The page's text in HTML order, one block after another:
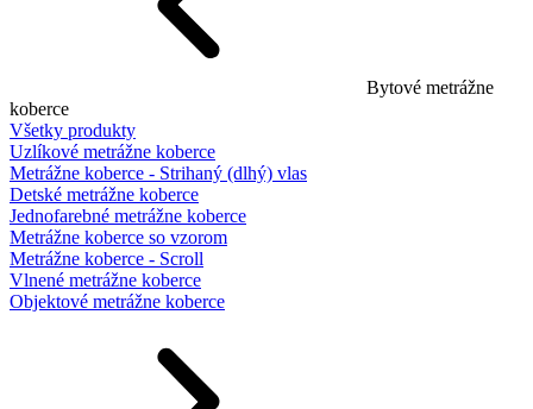
Bytové metrážne
koberce
Všetky produkty
Uzlíkové metrážne koberce
Metrážne koberce - Strihaný (dlhý) vlas
Detské metrážne koberce
Jednofarebné metrážne koberce
Metrážne koberce so vzorom
Metrážne koberce - Scroll
Vlnené metrážne koberce
Objektové metrážne koberce